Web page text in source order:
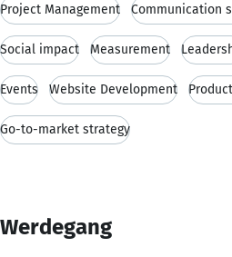
Project Management Communication
Social impact Measurement
Events Website Development
Go-to-market strategy
Werdegang